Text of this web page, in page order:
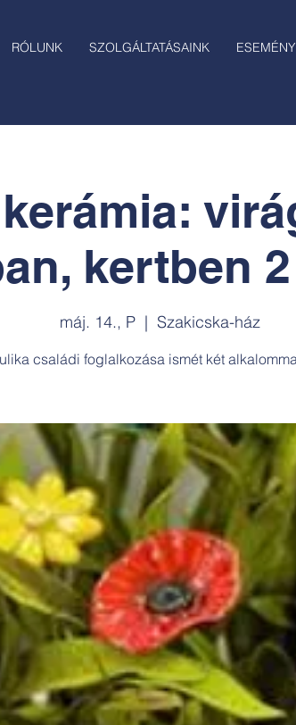
RÓLUNK SZOLGÁLTATÁSAINK
kertben
máj. 14., P
  |
Szakicska-ház
családi foglalkozása ismét két